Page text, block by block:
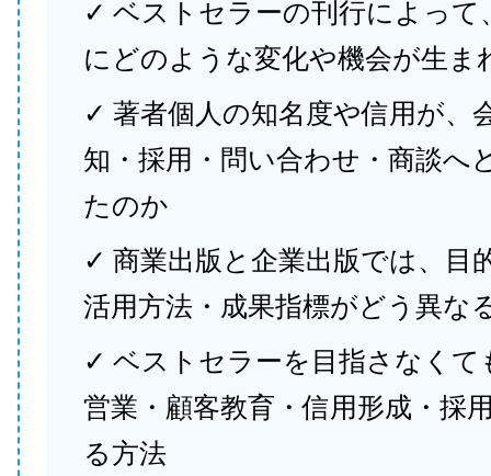
✓ ベストセラーの刊行によって
にどのような変化や機会が生ま
✓ 著者個人の知名度や信用が、
知・採用・問い合わせ・商談へ
たのか
✓ 商業出版と企業出版では、目
活用方法・成果指標がどう異な
✓ ベストセラーを目指さなくて
営業・顧客教育・信用形成・採
る方法